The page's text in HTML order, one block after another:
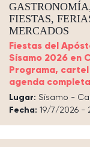
FIESTAS,
MERCADOS
Fiestas del
Sísamo 2026 en
Programa, cartel
agenda completa
Lugar: Sísamo -
Fecha: 19/7/2026 -